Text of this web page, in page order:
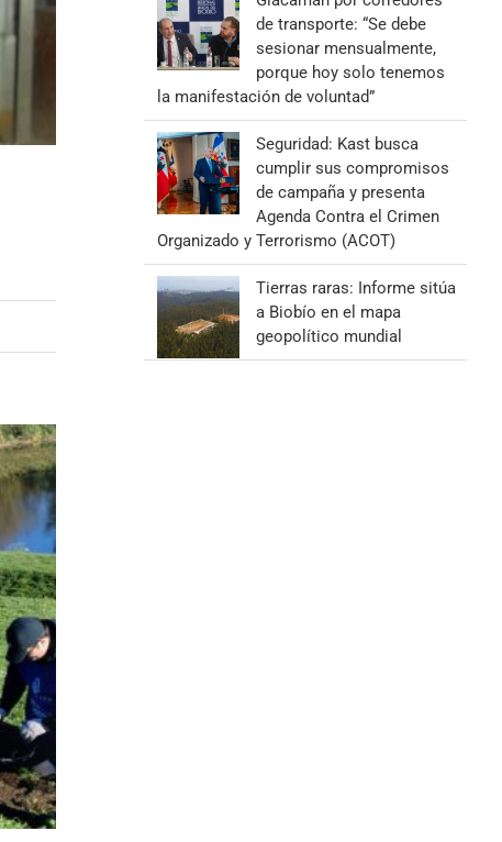
de transporte: “Se debe
sesionar mensualmente,
porque hoy solo tenemos
la manifestación de voluntad”
Seguridad: Kast busca
cumplir sus compromisos
de campaña y presenta
Agenda Contra el Crimen
Organizado y Terrorismo (ACOT)
Tierras raras: Informe sitúa
a Biobío en el mapa
geopolítico mundial